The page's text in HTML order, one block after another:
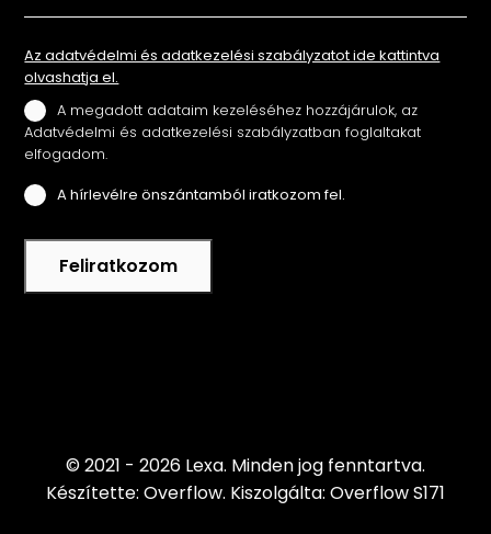
Az adatvédelmi és adatkezelési szabályzatot ide kattintva
olvashatja el.
A megadott adataim kezeléséhez hozzájárulok, az
Adatvédelmi és adatkezelési szabályzatban foglaltakat
elfogadom.
A hírlevélre önszántamból iratkozom fel.
Feliratkozom
© 2021 - 2026 Lexa. Minden jog fenntartva.
Készítette: Overflow. Kiszolgálta: Overflow S171